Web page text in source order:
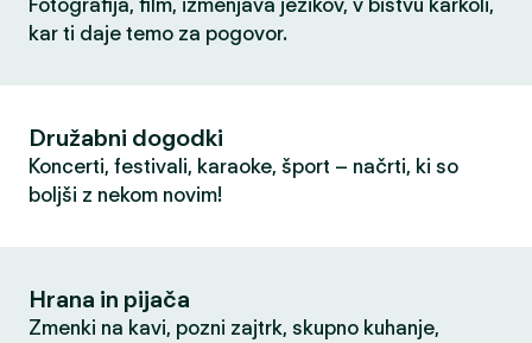
Fotografija, film, izmenjava jezikov, v bistvu karkoli,
kar ti daje temo za pogovor.
Družabni dogodki
Koncerti, festivali, karaoke, šport – načrti, ki so
boljši z nekom novim!
Hrana in pijača
Zmenki na kavi, pozni zajtrk, skupno kuhanje,